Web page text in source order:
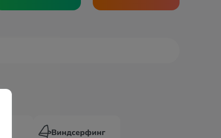
Виндсерфинг